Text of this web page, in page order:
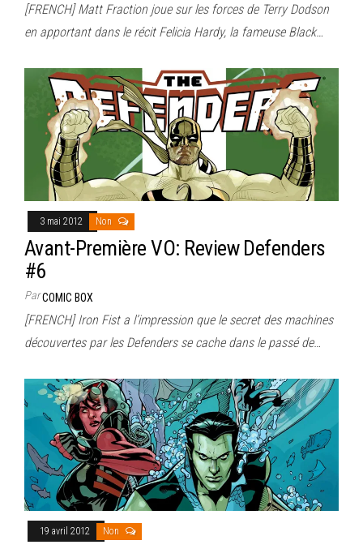
[FRENCH] Matt Fraction joue sur les forces de Terry Dodson
en apportant dans le récit Felicia Hardy, la fameuse Black…
3 mai 2012 Non
Avant-Première VO: Review Defenders
#6
ParCOMIC BOX
[FRENCH] Iron Fist a l’impression que le secret des machines
découvertes par les Defenders se cache dans le passé de…
19 avril 2012 Non